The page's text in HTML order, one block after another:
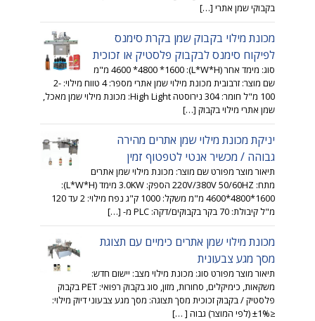
בקבוקי שמן אתרי […]
מכונת מילוי בקבוק שמן בקרת סימנס
לפיקוח סימנס לבקבוק פלסטיק או זכוכית
סוג: מימד אחר (L*W*H): 4600 *4800 *1600 מ"מ
שם מוצר: זרבובית מכונת מילוי שמן אתרי מספר: 4 טווח מילוי: 2-
100 מ"ל חומר: 304 נירוסטה High Light: מכונת מילוי שמן מאכל,
שמן אתרי מילוי בקבוק […]
יניקת מכונת מילוי שמן אתרים מהירה
גבוהה / מכשיר אנטי לטפטוף זמין
תיאור מוצר מפורט שם מוצר: מכונת מילוי שמן אתרים
מתח: 220V/380V 50/60HZ הספק: 3.0KW מימד (L*W*H):
4600*4800*1600 מ"מ משקל: 1000 ק"ג נפח מילוי: 2 עד 120
מ"ל קיבולת: 70 בקר בקבוקים/דקה: PLC מ- […]
מכונת מילוי שמן אתרים כימיים עם תצוגת
מסך מגע צבעונית
תיאור מוצר מפורט סוג: מכונת מילוי מצב: יישום חדש:
משקאות, כימיקלים, סחורות, מזון, סוג בקבוק רפואי: PET בקבוק
פלסטיק / בקבוק זכוכית מסך תצוגה: מסך מגע צבעוני דיוק מילוי:
≤±1% (לפי המוצר) גבוה [ …]